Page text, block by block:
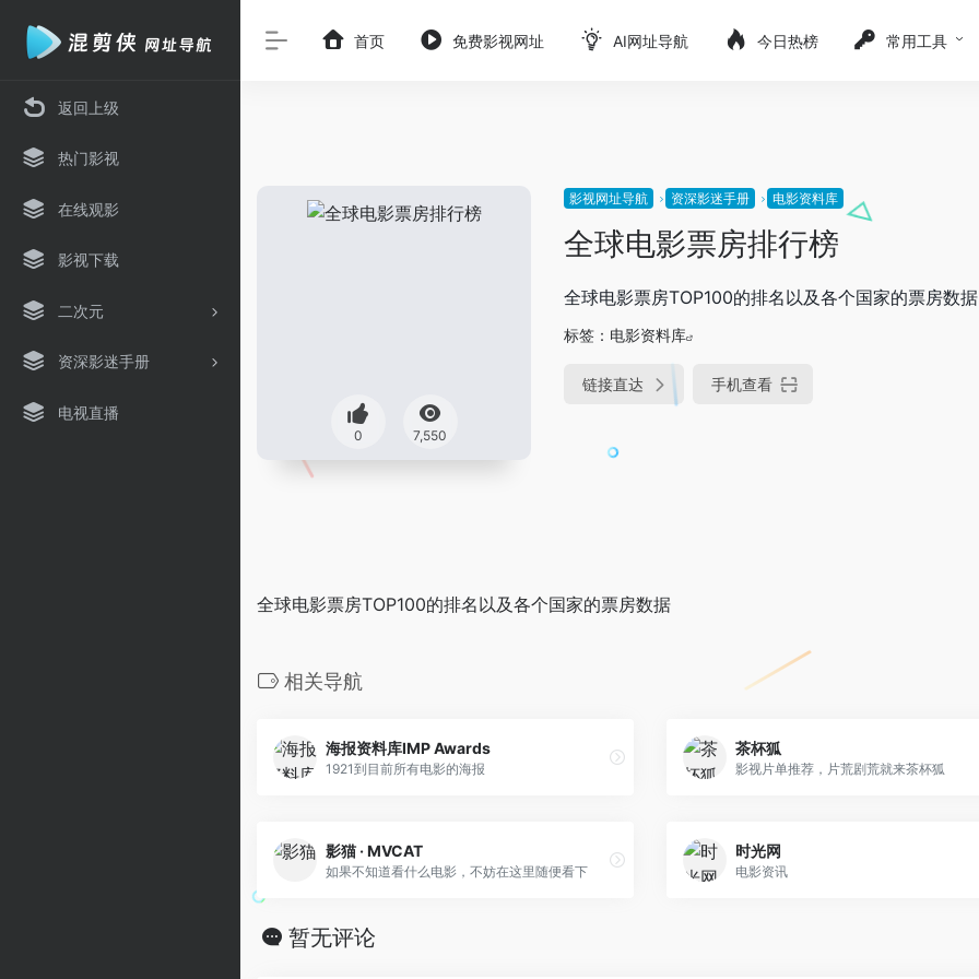
返回上级
热门影视
在线观影
影视下载
二次元
资深影迷手册
电视直播
首页 免费影视网址 AI网址导航 今日热榜 常用工具
0 7,550
影视网址导航 资深影迷手册 电影资料库
全球电影票房排行榜
全球电影票房TOP100的排名以及各个国家的票房数据
标签： 电影资料库
链接直达 手机查看
全球电影票房TOP100的排名以及各个国家的票房数据
相关导航
海报资料库IMP Awards
1921到目前所有电影的海报
茶杯狐
影视片单推荐，片荒剧荒就来茶杯狐
影猫 · MVCAT
如果不知道看什么电影，不妨在这里随便看下
时光网
电影资讯
暂无评论